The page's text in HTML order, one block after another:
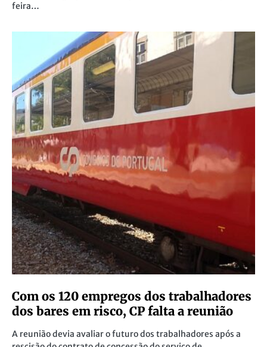
feira…
Com os 120 empregos dos trabalhadores
dos bares em risco, CP falta a reunião
A reunião devia avaliar o futuro dos trabalhadores após a